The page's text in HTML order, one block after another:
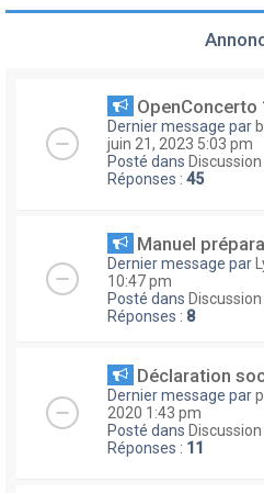
OpenConcerto
Dernier message par
juin 21, 2023 5:03 pm
Posté dans
Réponses : 45
Manuel
Dernier message par
10:47 pm
Posté dans
Réponses : 8
Déclaration
Dernier message par
2020 1:43 pm
Posté dans
Réponses : 11